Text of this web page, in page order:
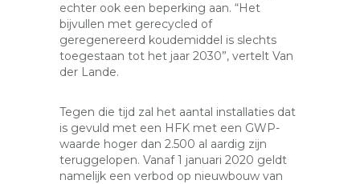
echter ook een beperking aan. “Het
bijvullen met gerecycled of
geregenereerd koudemiddel is slechts
toegestaan tot het jaar 2030”, vertelt Van
der Lande.
Tegen die tijd zal het aantal installaties dat
is gevuld met een HFK met een GWP-
waarde hoger dan 2.500 al aardig zijn
teruggelopen. Vanaf 1 januari 2020 geldt
namelijk een verbod op nieuwbouw van